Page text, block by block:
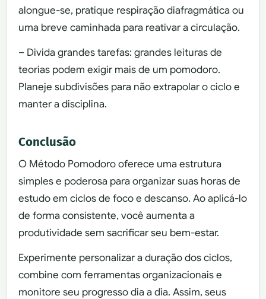
alongue-se, pratique respiração diafragmática ou
uma breve caminhada para reativar a circulação.
– Divida grandes tarefas: grandes leituras de
teorias podem exigir mais de um pomodoro.
Planeje subdivisões para não extrapolar o ciclo e
manter a disciplina.
Conclusão
O Método Pomodoro oferece uma estrutura
simples e poderosa para organizar suas horas de
estudo em ciclos de foco e descanso. Ao aplicá-lo
de forma consistente, você aumenta a
produtividade sem sacrificar seu bem-estar.
Experimente personalizar a duração dos ciclos,
combine com ferramentas organizacionais e
monitore seu progresso dia a dia. Assim, seus